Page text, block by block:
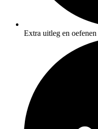
Extra uitleg en